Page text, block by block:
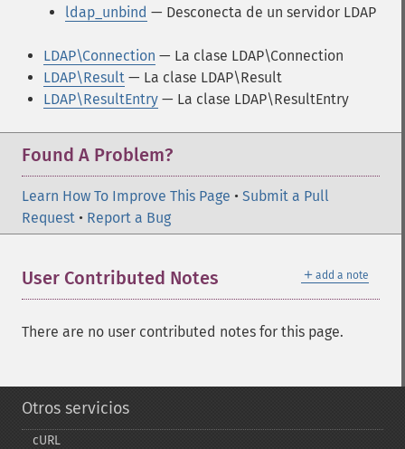
ldap_unbind — Desconecta de un servidor LDAP
LDAP\Connection — La clase LDAP\Connection
LDAP\Result — La clase LDAP\Result
LDAP\ResultEntry — La clase LDAP\ResultEntry
Found A Problem?
Learn How To Improve This Page • Submit a Pull
Request • Report a Bug
＋ add a note
User Contributed Notes
There are no user contributed notes for this page.
Otros servicios
cURL